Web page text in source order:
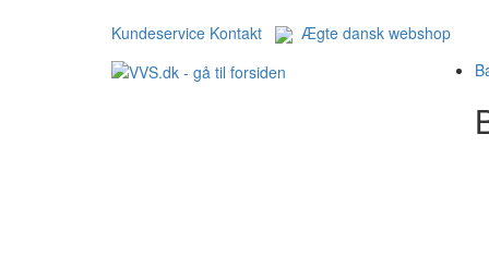
Kundeservice Kontakt
Ægte dansk webshop